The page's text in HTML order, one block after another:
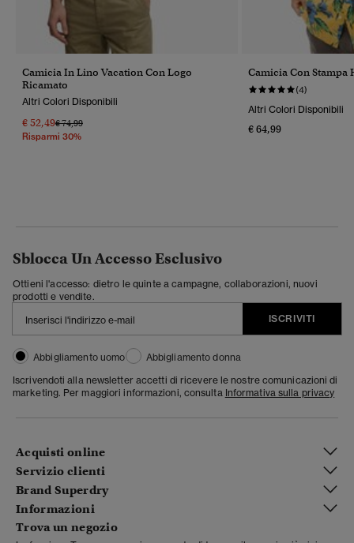
Camicia In Lino Vacation Con Logo
Ricamato
Altri Colori Disponibili
€ 52,49Prezzo Ridotto Da
€ 74,99A
Risparmi 30%
Camicia Con Stampa
(4)
Altri Colori Disponibili
€ 64,99
Sblocca Un Accesso Esclusivo
Ottieni l'accesso: dietro le quinte a campagne, collaborazioni, nuovi
prodotti e vendite.
ISCRIVITI
Abbigliamento uomo
Abbigliamento donna
Iscrivendoti alla newsletter accetti di ricevere le nostre comunicazioni di
marketing. Per maggiori informazioni, consulta Informativa sulla privacy
Acquisti online
Servizio clienti
Brand Superdry
Informazioni
Trova un negozio